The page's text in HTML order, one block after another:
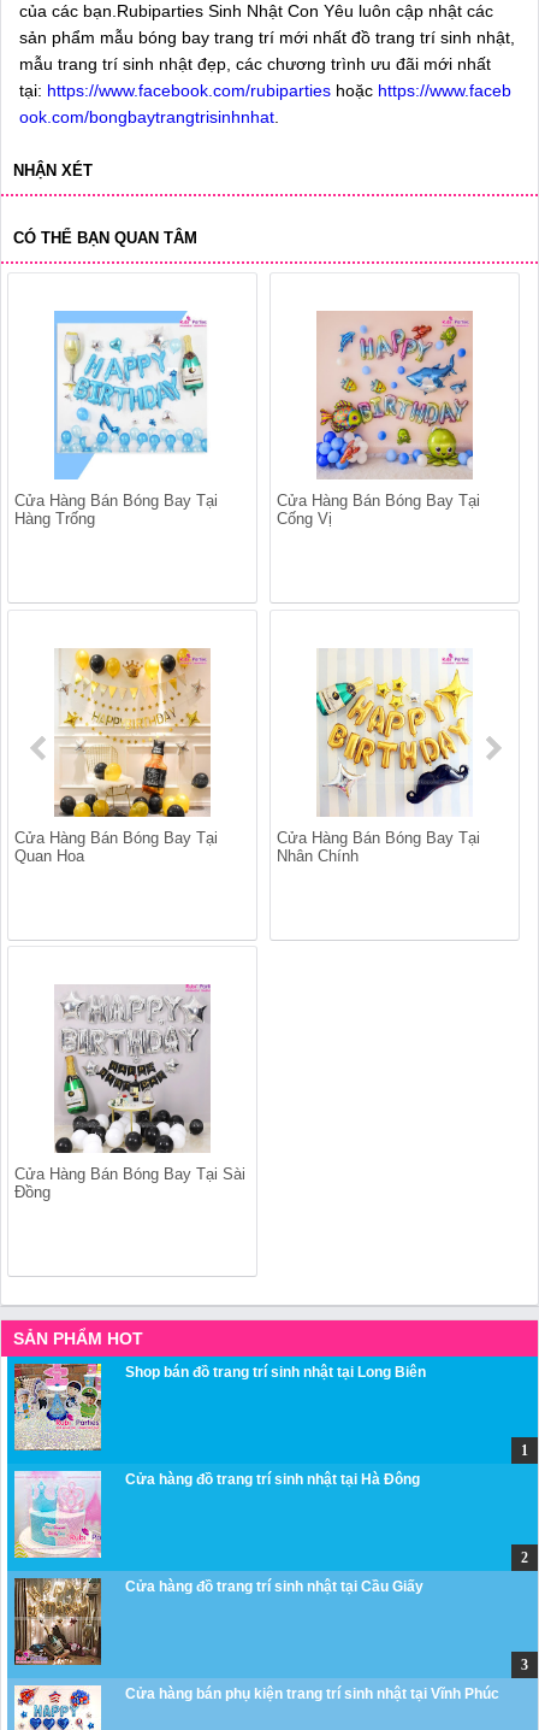
của các bạn.Rubiparties Sinh Nhật Con Yêu luôn cập nhật các
sản phẩm mẫu bóng bay trang trí mới nhất đồ trang trí sinh nhật,
mẫu trang trí sinh nhật đẹp, các chương trình ưu đãi mới nhất
tại: https://www.facebook.com/rubiparties hoặc https://www.faceb
ook.com/bongbaytrangtrisinhnhat
NHẬN XÉT
CÓ THỂ BẠN QUAN TÂM
Cửa Hàng Bán Bóng Bay Tại
Hàng Trống
Cửa Hàng Bán Bóng Bay Tại
Cống Vị
Cửa Hàng Bán Bóng Bay Tại
Quan Hoa
Cửa Hàng Bán Bóng Bay Tại
Nhân Chính
Cửa Hàng Bán Bóng Bay Tại Sài
Đồng
SẢN PHẨM HOT
Shop bán đồ trang trí sinh nhật tại Long Biên
Cửa hàng đồ trang trí sinh nhật tại Hà Đông
Cửa hàng đồ trang trí sinh nhật tại Cầu Giấy
Cửa hàng bán phụ kiện trang trí sinh nhật tại Vĩnh Phúc